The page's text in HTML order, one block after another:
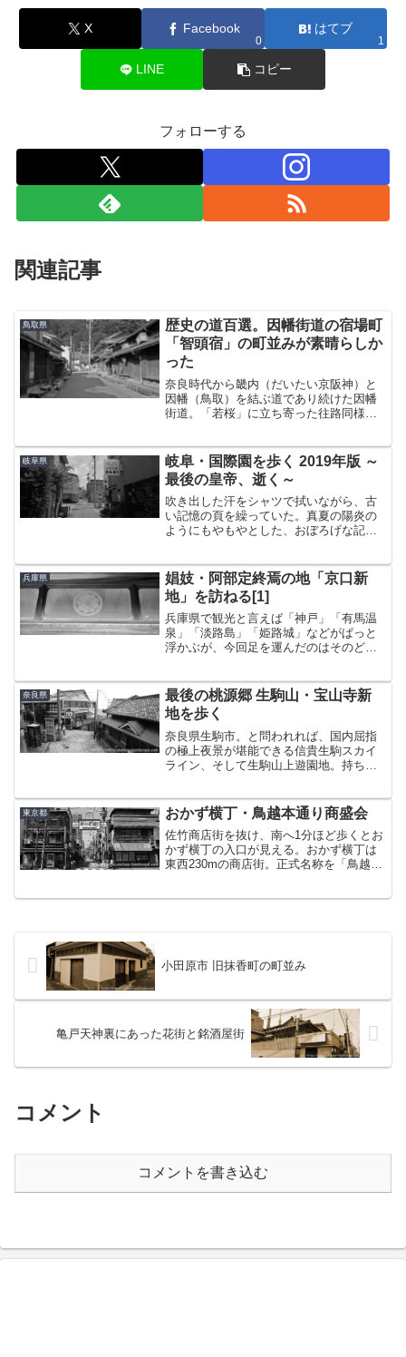
X Facebook
0
はてブ
1
LINE コピー
フォローする
関連記事
鳥取県
歴史の道百選。因幡街道の宿場町
「智頭宿」の町並みが素晴らしか
った
奈良時代から畿内（だいたい京阪神）と
因幡（鳥取）を結ぶ道であり続けた因幡
街道。「若桜」に立ち寄った往路同様も
ばれる“元祖”因幡街道から帰った。で、ぶ
らり途中下車の旅じゃ...
岐阜県
岐阜・国際園を歩く 2019年版 ～
最後の皇帝、逝く～
吹き出した汗をシャツで拭いながら、古
い記憶の頁を繰っていた。真夏の陽炎の
ようにもやもやとした、おぼろげな記
か。 「国際園のランドマークが姿を消し
た」そんな報せが飛び込んでき...
兵庫県
娼妓・阿部定終焉の地「京口新
地」を訪ねる[1]
兵庫県で観光と言えば「神戸」「有馬温
泉」「淡路島」「姫路城」などがぱっと
浮かぶが、今回足を運んだのはそのどれ
にあった遊郭跡「京口新地」である。舞
鶴若狭道の丹南篠山口IC...
奈良県
最後の桃源郷 生駒山・宝山寺新
地を歩く
奈良県生駒市。と問われれば、国内屈指
の極上夜景が堪能できる信貴生駒スカイ
ライン、そして生駒山上遊園地。持ち得
言える『宝山寺新地』の存在を知るまで
は。そんなわけで、次に向か...
東京都 おかず横丁・鳥越本通り商盛会
佐竹商店街を抜け、南へ1分ほど歩くとお
かず横丁の入口が見える。おかず横丁は
東西230mの商店街。正式名称を「鳥越本
小田原市 旧抹香町の町並み
亀戸天神裏にあった花街と銘酒屋街
コメント
コメントを書き込む